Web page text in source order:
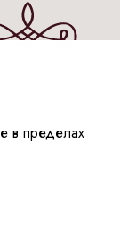
в пределах